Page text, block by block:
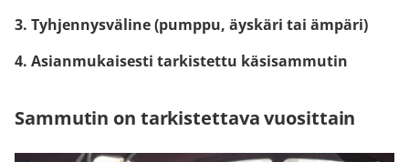
3. Tyhjennysväline (pumppu, äyskäri tai ämpäri)
4. Asianmukaisesti tarkistettu käsisammutin
Sammutin on tarkistettava vuosittain